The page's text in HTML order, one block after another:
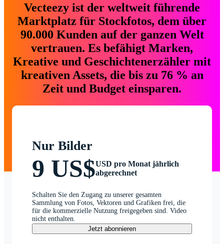
Vecteezy ist der weltweit führende
Marktplatz für Stockfotos, dem über
90.000 Kunden auf der ganzen Welt
vertrauen. Es befähigt Marken,
Kreative und Geschichtenerzähler mit
kreativen Assets, die bis zu 76 % an
Zeit und Budget einsparen.
Nur Bilder
9 US$USD pro Monat jährlich
abgerechnet
Schalten Sie den Zugang zu unserer gesamten
Sammlung von Fotos, Vektoren und Grafiken frei, die
für die kommerzielle Nutzung freigegeben sind. Video
nicht enthalten.
Jetzt abonnieren